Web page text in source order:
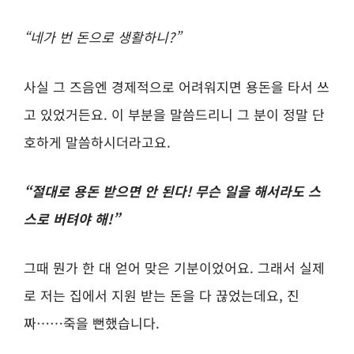
“네가 번 돈으로 생활하니?”
사실 그 즈음엔 경제적으로 어려워지면 용돈을 타서 쓰
고 있었거든요. 이 부분을 말씀드리니 그 분이 정말 단
호하게 말씀하시더라고요.
“절대로 용돈 받으면 안 된다! 무슨 일을 해서라도 스
스로 버텨야 해!”
그때 뭔가 한 대 얻어 맞은 기분이었어요. 그래서 실제
로 저는 집에서 지원 받는 돈을 다 끊었는데요, 진
짜……죽을 뻔했습니다.